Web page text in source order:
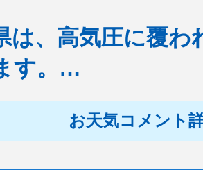
は、高気圧に覆わ
す。…
お天気コメント